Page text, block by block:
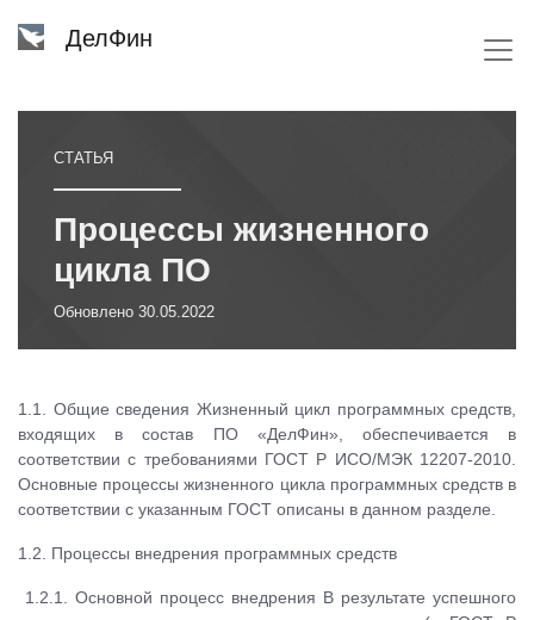
ДелФин
СТАТЬЯ
Процессы жизненного
цикла ПО
Обновлено 30.05.2022
1.1. Общие сведения Жизненный цикл программных средств,
входящих в состав ПО «ДелФин», обеспечивается в
соответствии с требованиями ГОСТ Р ИСО/МЭК 12207-2010.
Основные процессы жизненного цикла программных средств в
соответствии с указанным ГОСТ описаны в данном разделе.
1.2. Процессы внедрения программных средств
1.2.1. Основной процесс внедрения В результате успешного